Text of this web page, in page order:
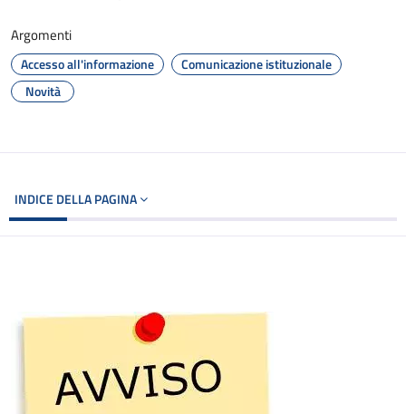
Argomenti
Accesso all'informazione
Comunicazione istituzionale
Novità
INDICE DELLA PAGINA